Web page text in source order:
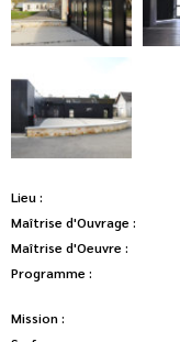
Lieu :
Maîtrise d'Ouvrage :
Maîtrise d'Oeuvre :
Programme :
Mission :